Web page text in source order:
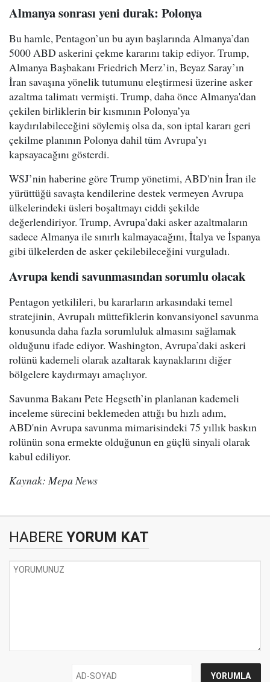
Almanya sonrası yeni durak: Polonya
Bu hamle, Pentagon’un bu ayın başlarında Almanya’dan
5000 ABD askerini çekme kararını takip ediyor. Trump,
Almanya Başbakanı Friedrich Merz’in, Beyaz Saray’ın
İran savaşına yönelik tutumunu eleştirmesi üzerine asker
azaltma talimatı vermişti. Trump, daha önce Almanya'dan
çekilen birliklerin bir kısmının Polonya’ya
kaydırılabileceğini söylemiş olsa da, son iptal kararı geri
çekilme planının Polonya dahil tüm Avrupa’yı
kapsayacağını gösterdi.
WSJ’nin haberine göre Trump yönetimi, ABD'nin İran ile
yürüttüğü savaşta kendilerine destek vermeyen Avrupa
ülkelerindeki üsleri boşaltmayı ciddi şekilde
değerlendiriyor. Trump, Avrupa’daki asker azaltmaların
sadece Almanya ile sınırlı kalmayacağını, İtalya ve İspanya
gibi ülkelerden de asker çekilebileceğini vurguladı.
Avrupa kendi savunmasından sorumlu olacak
Pentagon yetkilileri, bu kararların arkasındaki temel
stratejinin, Avrupalı müttefiklerin konvansiyonel savunma
konusunda daha fazla sorumluluk almasını sağlamak
olduğunu ifade ediyor. Washington, Avrupa’daki askeri
rolünü kademeli olarak azaltarak kaynaklarını diğer
bölgelere kaydırmayı amaçlıyor.
Savunma Bakanı Pete Hegseth’in planlanan kademeli
inceleme sürecini beklemeden attığı bu hızlı adım,
ABD'nin Avrupa savunma mimarisindeki 75 yıllık baskın
rolünün sona ermekte olduğunun en güçlü sinyali olarak
kabul ediliyor.
Kaynak: Mepa News
HABERE YORUM KAT